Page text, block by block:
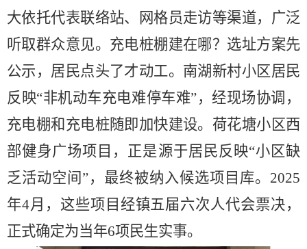
大依托代表联络站、网格员走访等渠道，广泛
听取群众意见。充电桩棚建在哪？选址方案先
公示，居民点头了才动工。南湖新村小区居民
反映“非机动车充电难停车难”，经现场协调，
充电棚和充电桩随即加快建设。荷花塘小区西
部健身广场项目，正是源于居民反映“小区缺
乏活动空间”，最终被纳入候选项目库。2025
年4月，这些项目经镇五届六次人代会票决，
正式确定为当年6项民生实事。